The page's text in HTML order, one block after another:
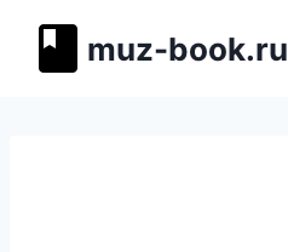
muz-book.ru